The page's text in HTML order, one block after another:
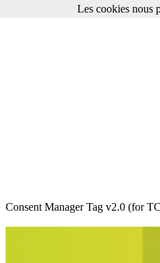
Consent Manager Tag v2.0 (for
Les cookies nous